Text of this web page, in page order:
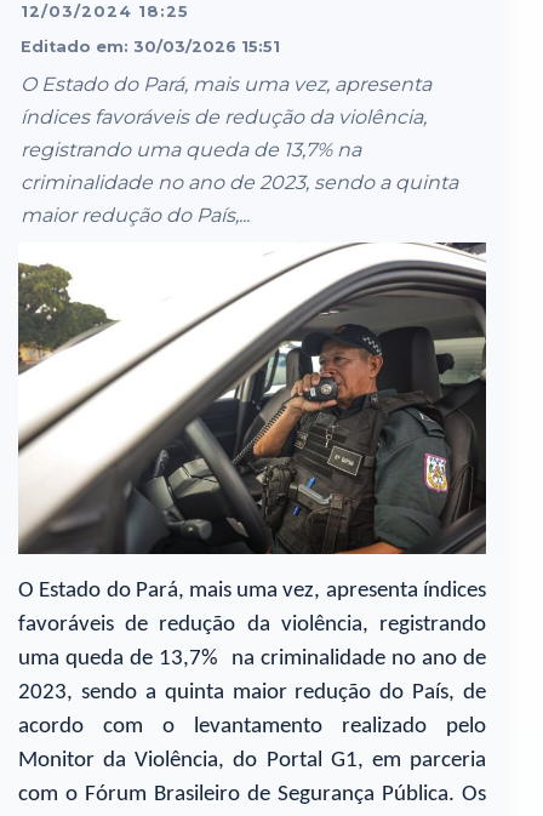
12/03/2024 18:25
Editado em: 30/03/2026 15:51
O Estado do Pará, mais uma vez, apresenta
índices favoráveis de redução da violência,
registrando uma queda de 13,7% na
criminalidade no ano de 2023, sendo a quinta
maior redução do País,...
O Estado do Pará, mais uma vez, apresenta índices
favoráveis de redução da violência, registrando
uma queda de 13,7% na criminalidade no ano de
2023, sendo a quinta maior redução do País, de
acordo com o levantamento realizado pelo
Monitor da Violência, do Portal G1, em parceria
com o Fórum Brasileiro de Segurança Pública. Os